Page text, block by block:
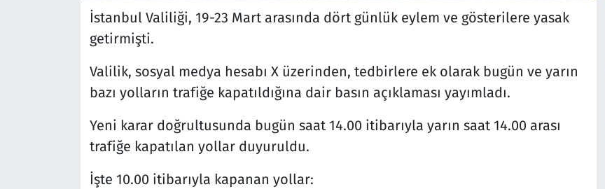
İstanbul Valiliği, 19-23 Mart arasında dört günlük eylem ve gösterilere yasak
getirmişti.
Valilik, sosyal medya hesabı X üzerinden, tedbirlere ek olarak bugün ve yarın
bazı yolların trafiğe kapatıldığına dair basın açıklaması yayımladı.
Yeni karar doğrultusunda bugün saat 14.00 itibarıyla yarın saat 14.00 arası
trafiğe kapatılan yollar duyuruldu.
İşte 10.00 itibarıyla kapanan yollar: